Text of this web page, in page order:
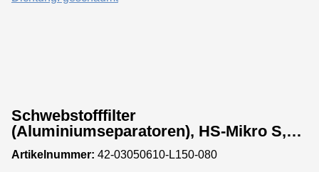
Schwebstofffilter
(Aluminiumseparatoren), HS-Mikro S,
Gr. 305x610x150 mm, EN 1822 Kl. H13,
Rahmen: MDF, Dichtung: geschäumt
Artikelnummer: 42-03050610-L150-080